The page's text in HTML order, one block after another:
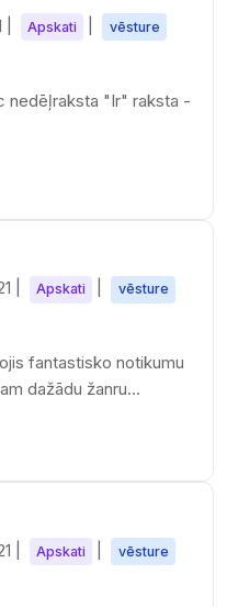
Apskati
vēsture
nedēļraksta "Ir" raksta -
Apskati vēsture
fantastisko notikumu
dažādu žanru
Apskati vēsture